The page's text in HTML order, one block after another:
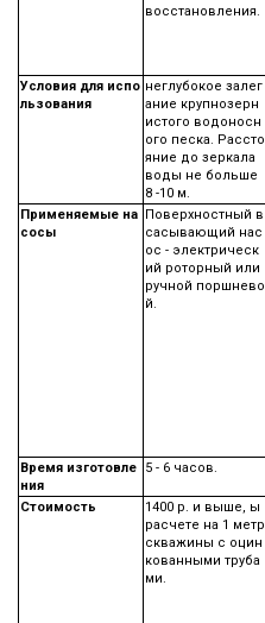
восстановления.
Условия для испо
льзования
неглубокое залег
ание крупнозерн
истого водоносн
ого песка. Рассто
яние до зеркала
воды не больше
8 -10 м.
Применяемые на
сосы
Поверхностный в
сасывающий нас
ос - электрическ
ий роторный или
ручной поршнево
й.
Время изготовле
ния
5 - 6 часов.
Стоимость
1400 р. и выше, ы
расчете на 1 метр
скважины с оцин
кованными труба
ми.